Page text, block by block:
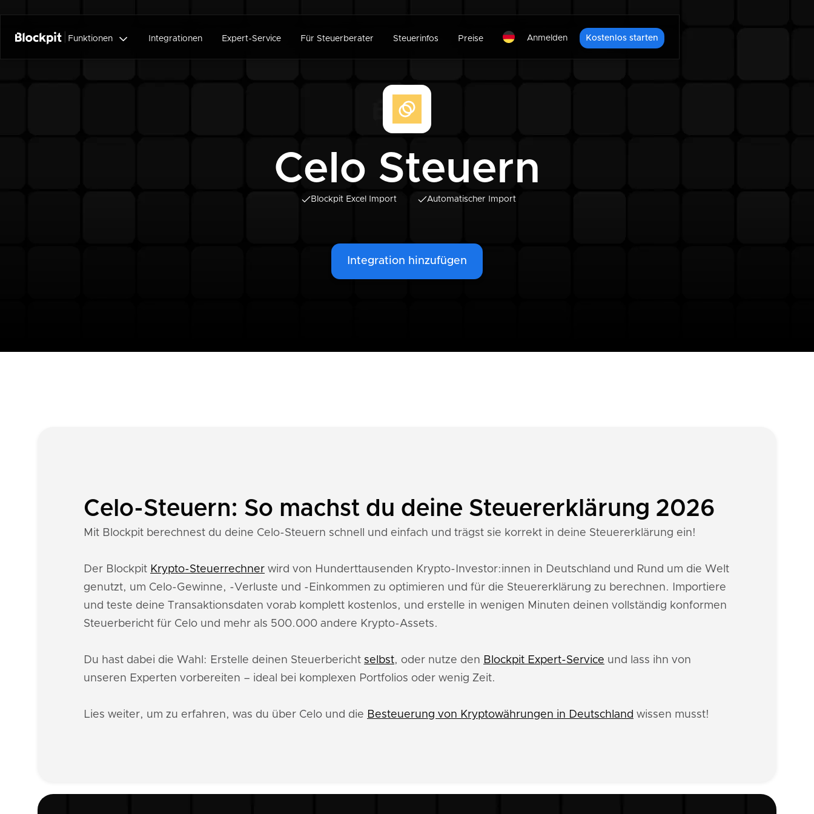
Funktionen  Integrationen Expert-Service Für Steuerberater Steuerinfos Preise Anmelden Kostenlos starten
Celo Steuern
Blockpit Excel Import Automatischer Import
Integration hinzufügen
Celo-Steuern: So machst du deine Steuererklärung 2026
Mit Blockpit berechnest du deine Celo-Steuern schnell und einfach und trägst sie korrekt in deine Steuererklärung ein!
Der Blockpit Krypto-Steuerrechner wird von Hunderttausenden Krypto-Investor:innen in Deutschland und Rund um die Welt
genutzt, um Celo-Gewinne, -Verluste und -Einkommen zu optimieren und für die Steuererklärung zu berechnen. Importiere
und teste deine Transaktionsdaten vorab komplett kostenlos, und erstelle in wenigen Minuten deinen vollständig konformen
Steuerbericht für Celo und mehr als 500.000 andere Krypto-Assets.
Du hast dabei die Wahl: Erstelle deinen Steuerbericht selbst, oder nutze den Blockpit Expert-Service und lass ihn von
unseren Experten vorbereiten – ideal bei komplexen Portfolios oder wenig Zeit.
Lies weiter, um zu erfahren, was du über Celo und die Besteuerung von Kryptowährungen in Deutschland wissen musst!